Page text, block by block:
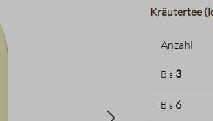
Kräutertee
Anzahl
Bis 3
Bis 6